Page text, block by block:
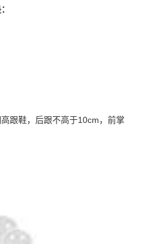
跟鞋，后跟不高于10cm，前掌